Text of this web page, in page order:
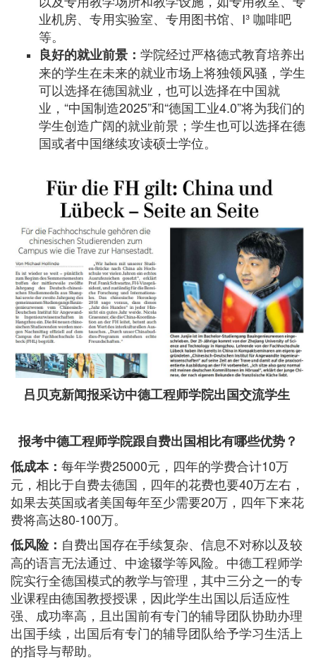
业机房、专用实验室、专用图书馆、I³ 咖啡吧
等。
良好的就业前景： 学院经过严格德式教育培养出
来的学生在未来的就业市场上将独领风骚，学生
可以选择在德国就业，也可以选择在中国就
业，“中国制造2025”和“德国工业4.0”将为我们的
学生创造广阔的就业前景；学生也可以选择在德
国或者中国继续攻读硕士学位。
吕贝克新闻报采访中德工程师学院出国交流学生
报考中德工程师学院跟自费出国相比有哪些优势？
低成本： 每年学费25000元，四年的学费合计10万
元，相比于自费去德国，四年的花费也要40万左右，
如果去英国或者美国每年至少需要20万，四年下来花
费将高达80-100万。
低风险： 自费出国存在手续复杂、信息不对称以及较
高的语言无法通过、中途辍学等风险。中德工程师学
院实行全德国模式的教学与管理，其中三分之一的专
业课程由德国教授授课，因此学生出国以后适应性
强、成功率高，且出国前有专门的辅导团队协助办理
出国手续，出国后有专门的辅导团队给予学习生活上
的指导与帮助。